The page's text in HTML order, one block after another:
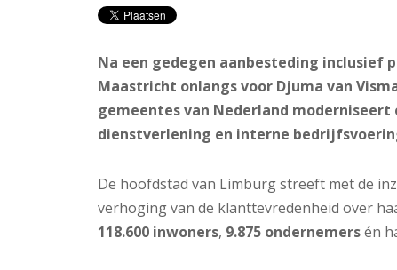
Na een gedegen aanbesteding inclusief
Maastricht onlangs voor Djuma van
gemeentes van Nederland
dienstverlening en interne
De hoofdstad van Limburg streeft met de
verhoging van de klanttevredenheid over
118.600 inwoners, 9.875 ondernemersén